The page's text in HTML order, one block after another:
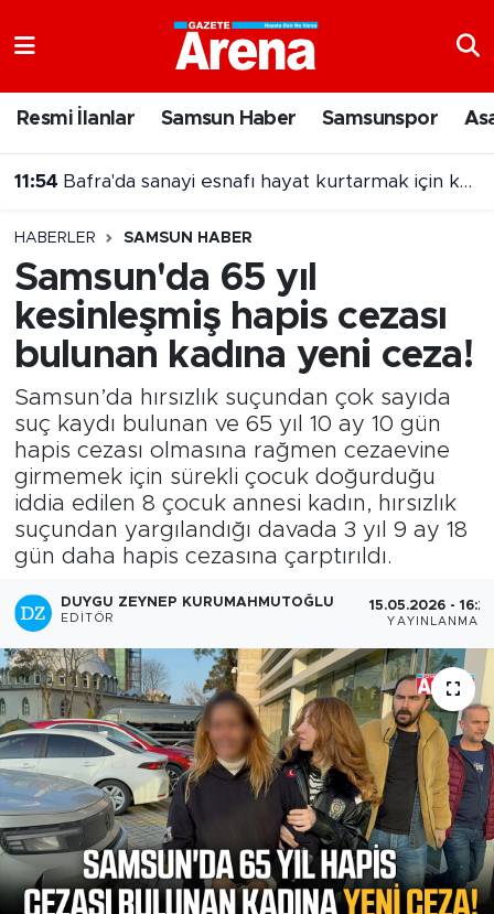
Resmi İlanlar Samsun Haber Samsunspor
11:54 Bafra'da sanayi esnafı hayat kurtarmak için kan verdi
HABERLER SAMSUN HABER
Samsun'da 65 yıl
kesinleşmiş hapis cezası
bulunan kadına yeni ceza!
Samsun’da hırsızlık suçundan çok sayıda
suç kaydı bulunan ve 65 yıl 10 ay 10 gün
hapis cezası olmasına rağmen cezaevine
girmemek için sürekli çocuk doğurduğu
iddia edilen 8 çocuk annesi kadın, hırsızlık
suçundan yargılandığı davada 3 yıl 9 ay 18
gün daha hapis cezasına çarptırıldı.
DUYGU ZEYNEP KURUMAHMUTOĞLU
EDITÖR
15.05.2026 -
YAYINLANMA
Samsun Namaz Vakitleri
Süper Lig Puan Durumu ve Fikstür
Tüm Manşetler
Son Dakika Haberleri
Haber Arşivi